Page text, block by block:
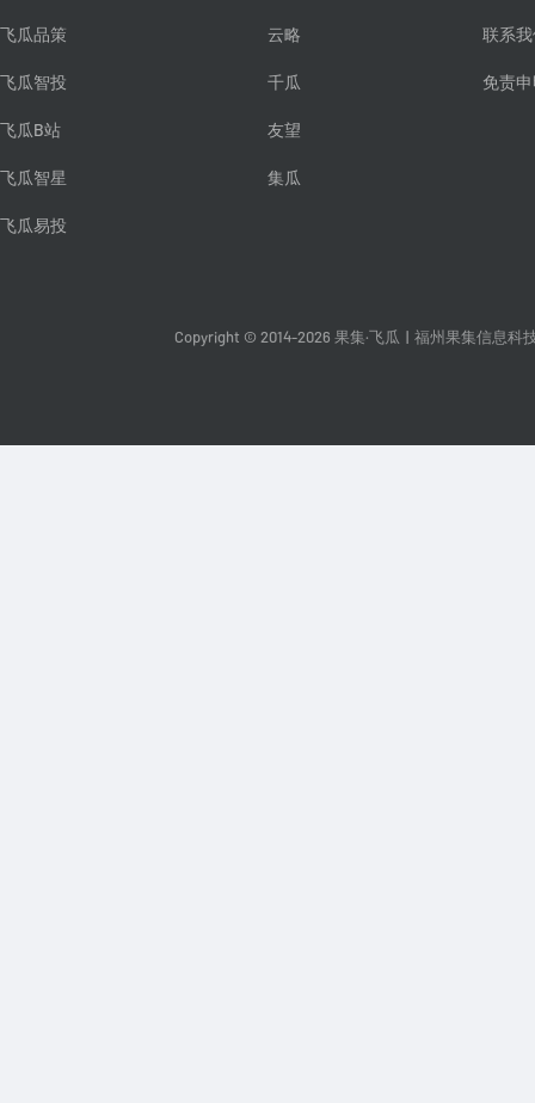
飞瓜品策
飞瓜智投
飞瓜B站
飞瓜智星
飞瓜易投
云略
千瓜
友望
集瓜
联系
免责
Copyright © 2014-2026 果集·飞瓜 福州果集信息科